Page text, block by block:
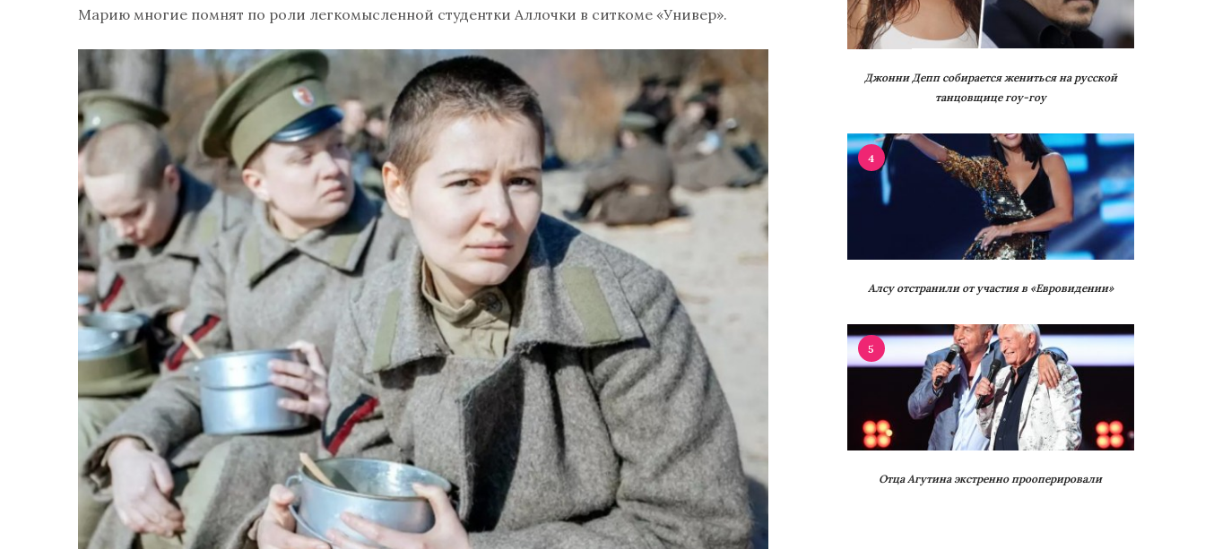
Марию многие помнят по роли легкомысленной студентки Аллочки в ситкоме «Универ».
Джонни Депп собирается жениться на русской
танцовщице гоу-гоу
4
Алсу отстранили от участия в «Евровидении»
5
Отца Агутина экстренно прооперировали